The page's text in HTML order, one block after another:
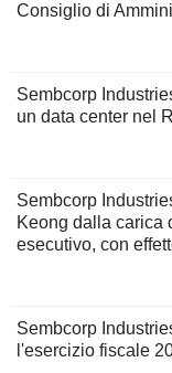
Consiglio di
Sembcorp
un data center nel
Sembcorp
Keong dalla carica
esecutivo, con
Sembcorp
l'esercizio fiscale